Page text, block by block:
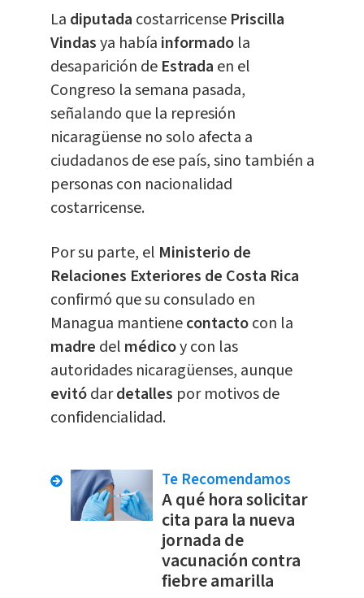
La diputada costarricense Priscilla
Vindasya había informadola
desaparición de Estrada en el
Congreso la semana pasada,
señalando que la represión
nicaragüense no solo afecta a
ciudadanos de ese país, sino también a
personas con nacionalidad
costarricense.
Por su parte, el Ministerio de
Relaciones Exteriores de Costa Rica
confirmó que su consulado en
Managua mantienecontactocon la
madre del médicoy con las
autoridades nicaragüenses, aunque
evitódardetalles por motivos de
confidencialidad.
Te Recomendamos
A qué hora solicitar
cita para la nueva
jornada de
vacunación contra
fiebre amarilla